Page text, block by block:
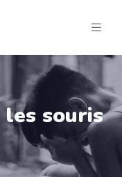
les souris